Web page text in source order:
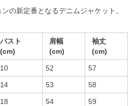
の新定番となるデニムジャケット。
バスト
(cm)
肩幅
(cm)
袖丈
(cm)
52 57
53 58
54 59